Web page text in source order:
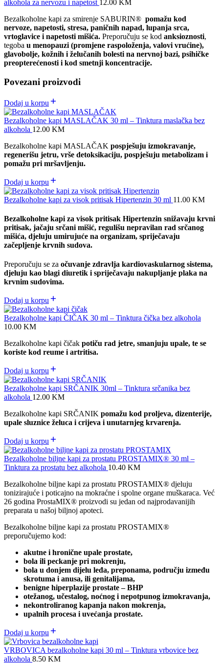
alkohola za nervozu i napetost 12.00 KM
Bezalkoholne kapi za smirenje SABURIN® pomažu kod
nervoze, napetosti, stresa, paničnih napad, lupanja srca,
vrtoglavice i napetosti mišića. Preporučuju se kod anksioznosti,
tegoba u menopauzi (promjene raspoloženja, valovi vrućine),
glavobolje, kožnih i želučanih bolesti na nervnoj bazi, psihičke
preopterećenosti i kod smetnji koncentracije.
Povezani proizvodi
Dodaj u korpu
Bezalkoholne kapi MASLAČAK 30 ml – Tinktura maslačka bez
alkohola 12.00 KM
Bezalkoholne kapi MASLAČAK pospješuju izmokravanje,
regenerišu jetru, vrše detoksikaciju, pospješuju metabolizam i
pomažu pri mršavljenju.
Dodaj u korpu
Bezalkoholne kapi za visok pritisak Hipertenzin 30 ml 11.00 KM
Bezalkoholne kapi za visok pritisak Hipertenzin snižavaju krvni
pritisak, jačaju srčani mišić, regulišu nepravilan rad srčanog
mišića, djeluju umirujuće na organizam, spriječavaju
začepljenje krvnih sudova.
Preporučuju se za očuvanje zdravlja kardiovaskularnog sistema,
djeluju kao blagi diuretik i spriječavaju nakupljanje plaka na
krvnim sudovima.
Dodaj u korpu
Bezalkoholne kapi ČIČAK 30 ml – Tinktura čička bez alkohola
10.00 KM
Bezalkoholne kapi čičak potiču rad jetre, smanjuju upale, te se
koriste kod reume i artritisa.
Dodaj u korpu
Bezalkoholne kapi SRČANIK 30ml – Tinktura srčanika bez
alkohola 12.00 KM
Bezalkoholne kapi SRČANIK pomažu kod proljeva, dizenterije,
upale sluznice želuca i crijeva i unutarnjeg krvarenja.
Dodaj u korpu
Bezalkoholne biljne kapi za prostatu PROSTAMIX® 30 ml –
Tinktura za prostatu bez alkohola 10.40 KM
Bezalkoholne biljne kapi za prostatu PROSTAMIX® djeluju
tonizirajuće i poticajno na mokraćne i spolne organe muškaraca. Već
26 godina ProstaMIX® proizvodi su jedan od najprodavanijih
preparata u našoj biljnoj apoteci.
Bezalkoholne biljne kapi za prostatu PROSTAMIX®
preporučujemo kod:
akutne i hronične upale prostate,
bola ili peckanje pri mokrenju,
bola u donjem dijelu leđa, preponama, području između
skrotuma i anusa, ili genitalijama,
benigne hiperplazije prostate – BHP
otežanog, učestalog, noćnog i nepotpunog izmokravanja,
nekontroliranog kapanja nakon mokrenja,
upalnih procesa i uvećanja prostate.
Dodaj u korpu
VRBOVICA bezalkoholne kapi 30 ml – Tinktura vrbovice bez
alkohola 8.50 KM